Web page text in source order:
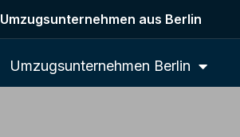
Umzugsunternehmen aus Berlin
Umzugsunternehmen Berlin